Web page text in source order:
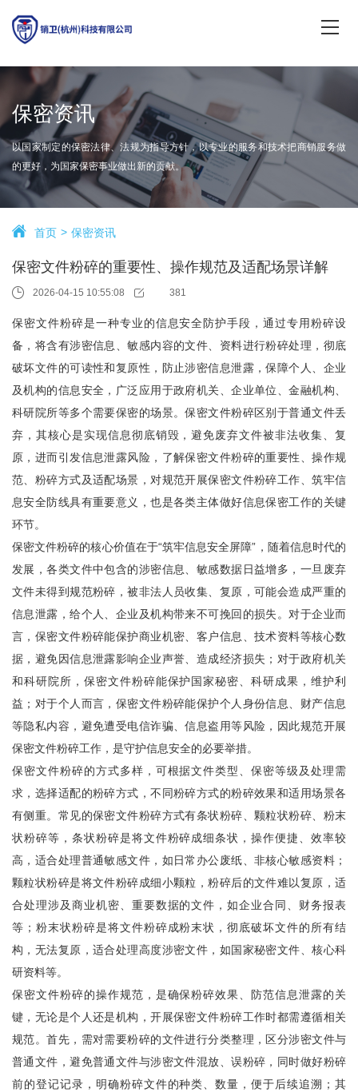
保密资讯
以国家制定的保密法律、法规为指导方针，以专业的服务和技术把商销服务做
的更好，为国家保密事业做出新的贡献。
首页 保密资讯
保密文件粉碎的重要性、操作规范及适配场景详解
2026-04-15 10:55:08 381
保密文件粉碎是一种专业的信息安全防护手段，通过专用粉碎设
备，将含有涉密信息、敏感内容的文件、资料进行粉碎处理，彻底
破坏文件的可读性和复原性，防止涉密信息泄露，保障个人、企业
及机构的信息安全，广泛应用于政府机关、企业单位、金融机构、
科研院所等多个需要保密的场景。保密文件粉碎区别于普通文件丢
弃，其核心是实现信息彻底销毁，避免废弃文件被非法收集、复
原，进而引发信息泄露风险，了解保密文件粉碎的重要性、操作规
范、粉碎方式及适配场景，对规范开展保密文件粉碎工作、筑牢信
息安全防线具有重要意义，也是各类主体做好信息保密工作的关键
环节。
保密文件粉碎的核心价值在于“筑牢信息安全屏障”，随着信息时代的
发展，各类文件中包含的涉密信息、敏感数据日益增多，一旦废弃
文件未得到规范粉碎，被非法人员收集、复原，可能会造成严重的
信息泄露，给个人、企业及机构带来不可挽回的损失。对于企业而
言，保密文件粉碎能保护商业机密、客户信息、技术资料等核心数
据，避免因信息泄露影响企业声誉、造成经济损失；对于政府机关
和科研院所，保密文件粉碎能保护国家秘密、科研成果，维护利
益；对于个人而言，保密文件粉碎能保护个人身份信息、财产信息
等隐私内容，避免遭受电信诈骗、信息盗用等风险，因此规范开展
保密文件粉碎工作，是守护信息安全的必要举措。
保密文件粉碎的方式多样，可根据文件类型、保密等级及处理需
求，选择适配的粉碎方式，不同粉碎方式的粉碎效果和适用场景各
有侧重。常见的保密文件粉碎方式有条状粉碎、颗粒状粉碎、粉末
状粉碎等，条状粉碎是将文件粉碎成细条状，操作便捷、效率较
高，适合处理普通敏感文件，如日常办公废纸、非核心敏感资料；
颗粒状粉碎是将文件粉碎成细小颗粒，粉碎后的文件难以复原，适
合处理涉及商业机密、重要数据的文件，如企业合同、财务报表
等；粉末状粉碎是将文件粉碎成粉末状，彻底破坏文件的所有结
构，无法复原，适合处理高度涉密文件，如国家秘密文件、核心科
研资料等。
保密文件粉碎的操作规范，是确保粉碎效果、防范信息泄露的关
键，无论是个人还是机构，开展保密文件粉碎工作时都需遵循相关
规范。首先，需对需要粉碎的文件进行分类整理，区分涉密文件与
普通文件，避免普通文件与涉密文件混放、误粉碎，同时做好粉碎
前的登记记录，明确粉碎文件的种类、数量，便于后续追溯；其